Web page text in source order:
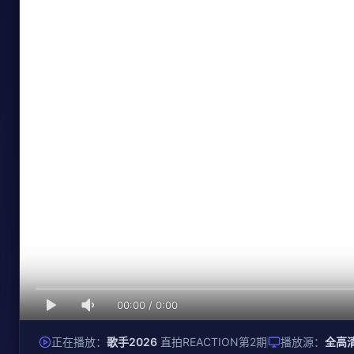
00:00/0:00
正在播放： 歌手2026 直拍REACTION第2期 播放源： 全高